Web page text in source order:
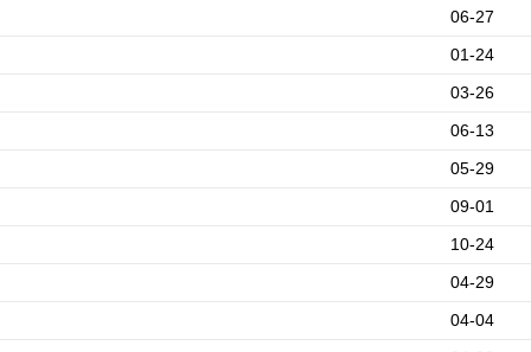
06-27
01-24
03-26
06-13
05-29
09-01
10-24
04-29
04-04